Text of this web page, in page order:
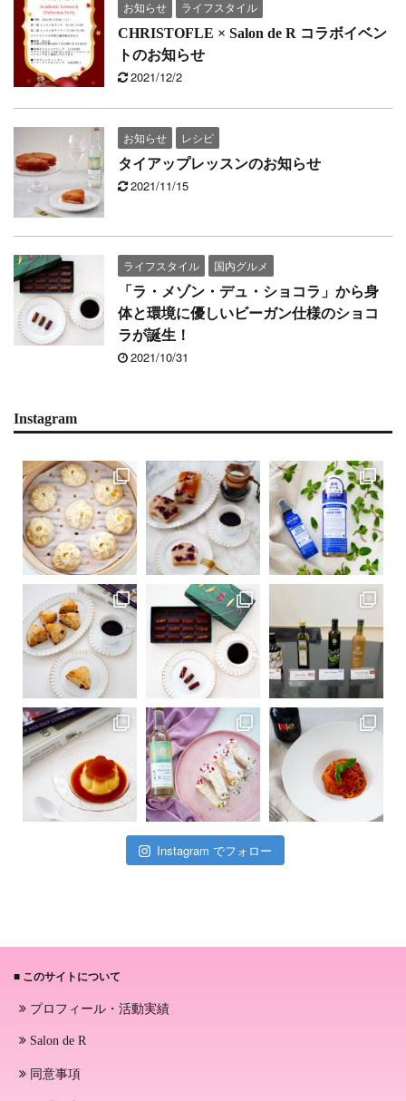
お知らせ
ライフスタイル
CHRISTOFLE × Salon de R コラボイベン
トのお知らせ
2021/12/2
お知らせ
レシピ
タイアップレッスンのお知らせ
2021/11/15
ライフスタイル
国内グルメ
「ラ・メゾン・デュ・ショコラ」から身
体と環境に優しいビーガン仕様のショコ
ラが誕生！
2021/10/31
Instagram
Instagram でフォロー
■ このサイトについて
プロフィール・活動実績
Salon de R
同意事項